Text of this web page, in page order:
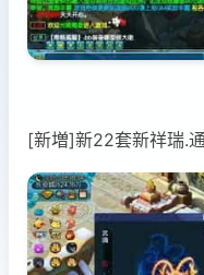
[新増]新22套新祥瑞.